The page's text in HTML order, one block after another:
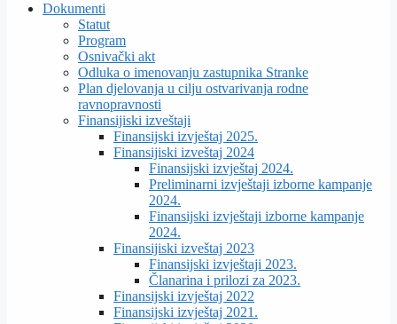
Dokumenti
Statut
Program
Osnivački akt
Odluka o imenovanju zastupnika Stranke
Plan djelovanja u cilju ostvarivanja rodne
ravnopravnosti
Finansijiski izveštaji
Finansijski izvještaj 2025.
Finansijiski izveštaj 2024
Finansijski izvještaj 2024.
Preliminarni izvještaji izborne kampanje
2024.
Finansijski izvještaji izborne kampanje
2024.
Finansijiski izveštaj 2023
Finansijski izvještaji 2023.
Članarina i prilozi za 2023.
Finansijski izvještaj 2022
Finansijski izvještaj 2021.